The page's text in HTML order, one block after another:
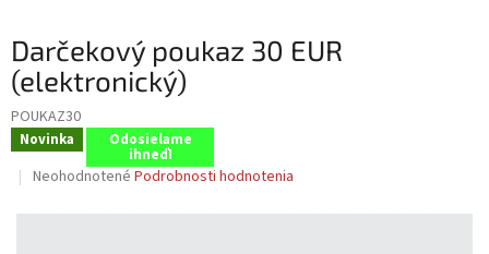
Darčekový poukaz 30 EUR
(elektronický)
POUKAZ30
Novinka Odosielame
ihneď!
Priemerné
produktu
Neohodnotené Podrobnosti hodnotenia